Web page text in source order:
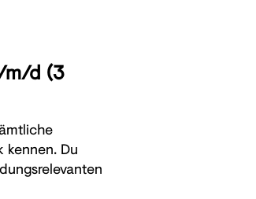
m/d (3
kennen. Du